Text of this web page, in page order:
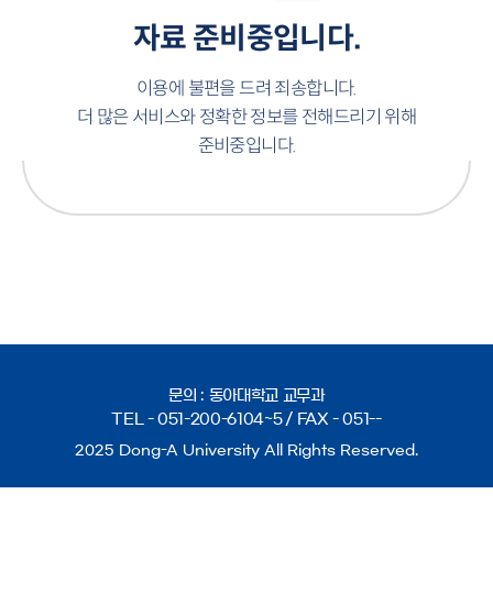
자료 준비중입니다.
이용에 불편을 드려 죄송합니다.
더 많은 서비스와 정확한 정보를 전해드리기 위해
준비중입니다.
문의 : 동아대학교 교무과
TEL -051-200-6104~5 / FAX -051--
2025 Dong-A University All Rights Reserved.